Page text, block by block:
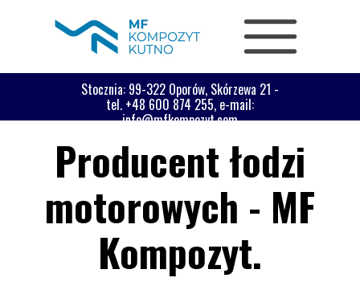
Stocznia: 99-322 Oporów, Skórzewa 21 -
tel. +48 600 874 255, e-mail:
info@mfkompozyt.com
Producent łodzi
motorowych - MF
Kompozyt.